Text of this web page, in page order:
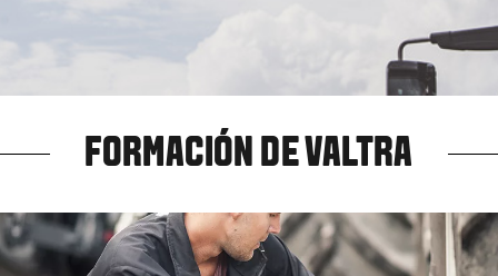
FORMACIÓN DE VALTRA